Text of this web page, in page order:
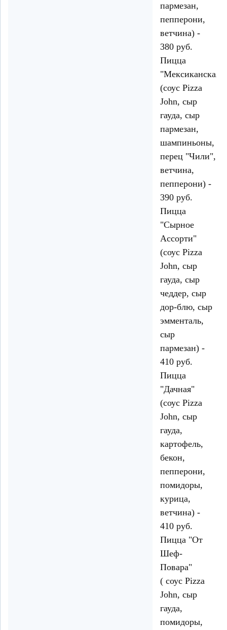
пармезан,
пепперони,
ветчина) -
380 руб.
Пицца
"Мексиканская"
(соус Pizza
John, сыр
гауда, сыр
пармезан,
шампиньоны,
перец "Чили",
ветчина,
пепперони) -
390 руб.
Пицца
"Сырное
Ассорти"
(соус Pizza
John, сыр
гауда, сыр
чеддер, сыр
дор-блю, сыр
эмменталь,
сыр
пармезан) -
410 руб.
Пицца
"Дачная"
(соус Pizza
John, сыр
гауда,
картофель,
бекон,
пепперони,
помидоры,
курица,
ветчина) -
410 руб.
Пицца "От
Шеф-
Повара"
( соус Pizza
John, сыр
гауда,
помидоры,